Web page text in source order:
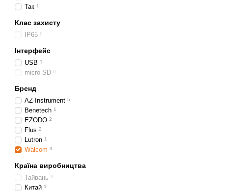
Так 1
Клас захисту
IP65 0
Інтерфейс
USB 1
micro SD 0
Бренд
AZ-Instrument 5
Benetech 1
EZODO 2
Flus 2
Lutron 1
Walcom 3
Країна виробництва
Тайвань 0
Китай 1